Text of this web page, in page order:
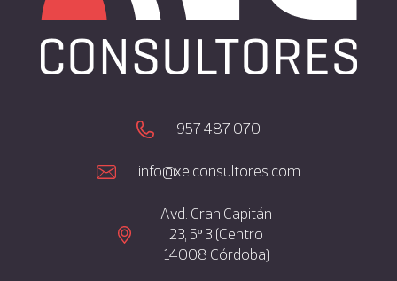
957 487 070
info@xelconsultores.com
Avd. Gran Capitán
23, 5º 3 (Centro
14008 Córdoba)